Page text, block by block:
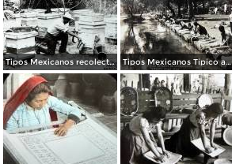
Tipos Mexicanos recolectando la miel de abeja. Tipos Mexicanos Tipico aspecto de lavanderas.